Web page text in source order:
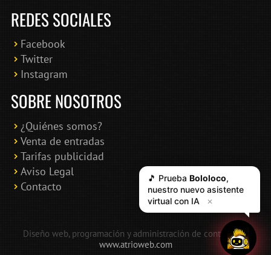
REDES SOCIALES
Facebook
Twitter
Instagram
SOBRE NOSOTROS
¿Quiénes somos?
Venta de entradas
Tarifas publicidad
Aviso Legal
Contacto
Diseño web, programación y administración de contenidos:
www.atrioweb.com
🎵 PruebaBololoco,
nuestro nuevo asistente
virtual con IA ✕